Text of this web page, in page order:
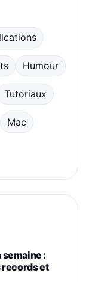
Humour
Tutoriaux
Mac
semaine :
records et